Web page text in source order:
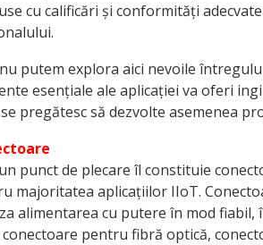
cu calificări și conformități
putem explora aici nevoile
esențiale ale aplicației va oferi
pregătesc să dezvolte asemenea
punct de plecare îl constituie
majoritatea aplicațiilor IIoT.
alimentarea cu putere în mod fiabil,
conectoare pentru fibră optică,